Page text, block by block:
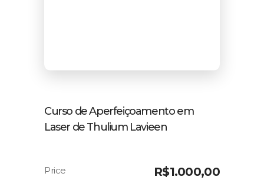
Curso de Aperfeiçoamento em
Laser de Thulium Lavieen
R$1.000,00